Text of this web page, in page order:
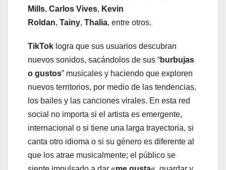
Mills, Carlos Vives, Kevin
Roldan, Tainy, Thalia, entre otros.
TikTok logra que sus usuarios descubran
nuevos sonidos, sacándolos de sus “burbujas
o gustos” musicales y haciendo que exploren
nuevos territorios, por medio de las tendencias,
los bailes y las canciones virales. En esta red
social no importa si el artista es emergente,
internacional o si tiene una larga trayectoria, si
canta otro idioma o si su género es diferente al
que los atrae musicalmente; el público se